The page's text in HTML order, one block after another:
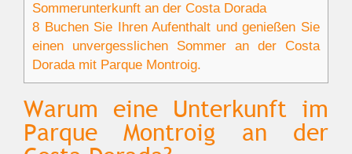
Sommerunterkunft an der Costa Dorada
8 Buchen Sie Ihren Aufenthalt und genießen Sie
einen unvergesslichen Sommer an der Costa
Dorada mit Parque Montroig.
Warum eine Unterkunft im
Parque Montroig an der